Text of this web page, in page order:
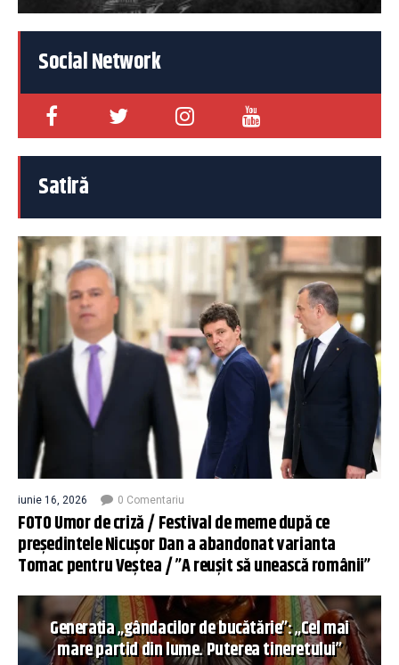
Social Network
Satiră
iunie 16, 2026 0 Comentariu
FOTO Umor de criză / Festival de meme după ce
președintele Nicușor Dan a abandonat varianta
Tomac pentru Veștea / ”A reușit să unească românii”
Generația „gândacilor de bucătărie”: „Cel mai
mare partid din lume. Puterea tineretului”